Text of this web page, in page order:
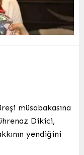
müsabakasına
Dikici,
yendiğini